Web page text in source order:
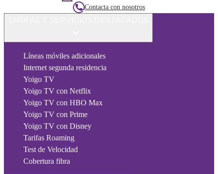
Contacta con nosotros
Líneas móviles adicionales
Internet segunda residencia
Yoigo TV
Yoigo TV con Netflix
Yoigo TV con HBO Max
Yoigo TV con Prime
Yoigo TV con Disney
Tarifas Roaming
Test de Velocidad
Cobertura fibra